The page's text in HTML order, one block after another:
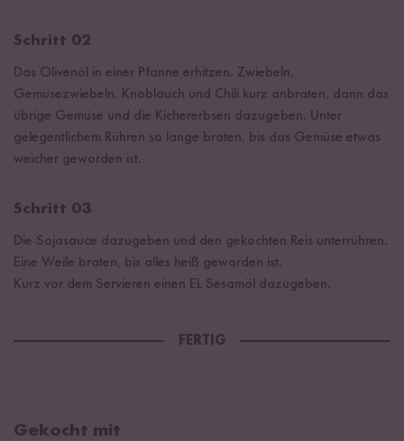
Schritt 02
Das Olivenöl in einer Pfanne erhitzen. Zwiebeln,
Gemüsezwiebeln, Knoblauch und Chili kurz anbraten, dann das
übrige Gemüse und die Kichererbsen dazugeben. Unter
gelegentlichem Rühren so lange braten, bis das Gemüse etwas
weicher geworden ist.
Schritt 03
Die Sojasauce dazugeben und den gekochten Reis unterrühren.
Eine Weile braten, bis alles heiß geworden ist.
Kurz vor dem Servieren einen EL Sesamöl dazugeben.
FERTIG
Gekocht mit